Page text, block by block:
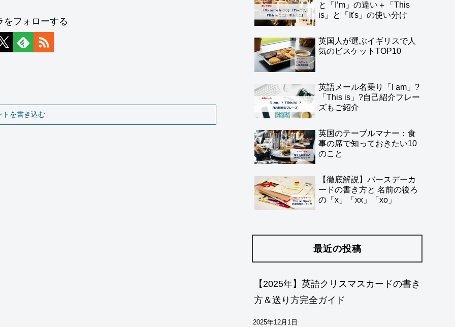
をフォローする
トを書き込む
と「I’m」の違い＋「This
is」と「It's」の使い分け
英国人が選ぶイギリスで人
気のビスケットTOP10
英語メール名乗り「I am」?
「This is」?自己紹介フレー
ズもご紹介
英国のテーブルマナー：食
事の席で知っておきたい10
のこと
【徹底解説】バースデーカ
ードの書き方と 名前の後ろ
の「x」「xx」「xo」
最近の投稿
【2025年】英語クリスマスカードの書き
方＆送り方完全ガイド
2025年12月1日